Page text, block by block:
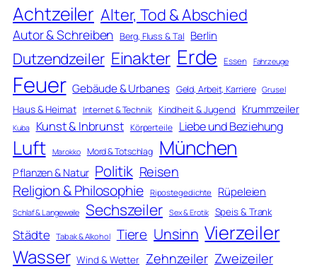
Achtzeiler Alter, Tod & Abschied
Autor & Schreiben Berg, Fluss & Tal Berlin
Dutzendzeiler Einakter Erde Essen Fahrzeuge
Feuer Gebäude & Urbanes Geld, Arbeit, Karriere Grusel
Haus & Heimat Internet & Technik Kindheit & Jugend Krummzeiler
Kuba Kunst & Inbrunst Körperteile Liebe und Beziehung
Luft Marokko Mord & Totschlag München
Pflanzen & Natur Politik Reisen
Religion & Philosophie Ripostegedichte Rüpeleien
Schlaf & Langeweile Sechszeiler Sex & Erotik Speis & Trank
Städte Tabak & Alkohol Tiere Unsinn Vierzeiler
Wasser Wind & Wetter Zehnzeiler Zweizeiler